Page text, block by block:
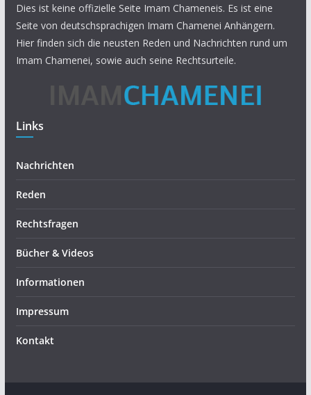
Dies ist keine offizielle Seite Imam Chameneis. Es ist eine
Seite von deutschsprachigen Imam Chamenei Anhängern.
Hier finden sich die neusten Reden und Nachrichten rund um
Imam Chamenei, sowie auch seine Rechtsurteile.
Links
Nachrichten
Reden
Rechtsfragen
Bücher & Videos
Informationen
Impressum
Kontakt